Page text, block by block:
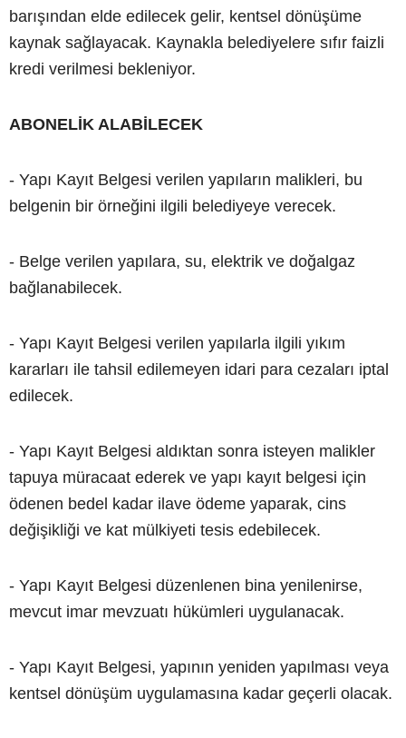
barışından elde edilecek gelir, kentsel dönüşüme
kaynak sağlayacak. Kaynakla belediyelere sıfır faizli
kredi verilmesi bekleniyor.
ABONELİK ALABİLECEK
- Yapı Kayıt Belgesi verilen yapıların malikleri, bu
belgenin bir örneğini ilgili belediyeye verecek.
- Belge verilen yapılara, su, elektrik ve doğalgaz
bağlanabilecek.
- Yapı Kayıt Belgesi verilen yapılarla ilgili yıkım
kararları ile tahsil edilemeyen idari para cezaları iptal
edilecek.
- Yapı Kayıt Belgesi aldıktan sonra isteyen malikler
tapuya müracaat ederek ve yapı kayıt belgesi için
ödenen bedel kadar ilave ödeme yaparak, cins
değişikliği ve kat mülkiyeti tesis edebilecek.
- Yapı Kayıt Belgesi düzenlenen bina yenilenirse,
mevcut imar mevzuatı hükümleri uygulanacak.
- Yapı Kayıt Belgesi, yapının yeniden yapılması veya
kentsel dönüşüm uygulamasına kadar geçerli olacak.